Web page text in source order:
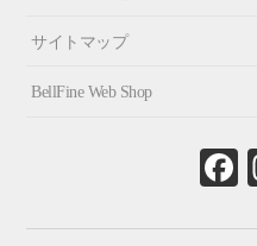
サイトマップ
BellFine Web Shop